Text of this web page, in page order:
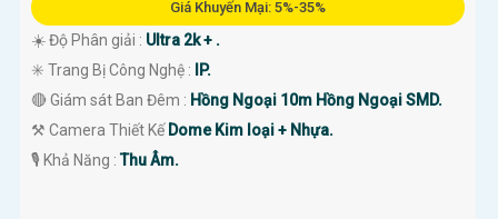
Giá Khuyến Mại: 5%-35%
☀️ Độ Phân giải : Ultra 2k + .
✳️ Trang Bị Công Nghệ :
IP.
🔴 Giám sát Ban Đêm : Hồng Ngoại 10m Hồng Ngoại SMD.
⚒ Camera Thiết Kế Dome Kim loại + Nhựa.
️🎙 Khả Năng :Thu Âm.